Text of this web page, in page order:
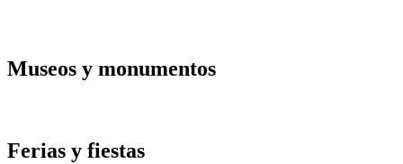
Museos y monumentos
Ferias y fiestas